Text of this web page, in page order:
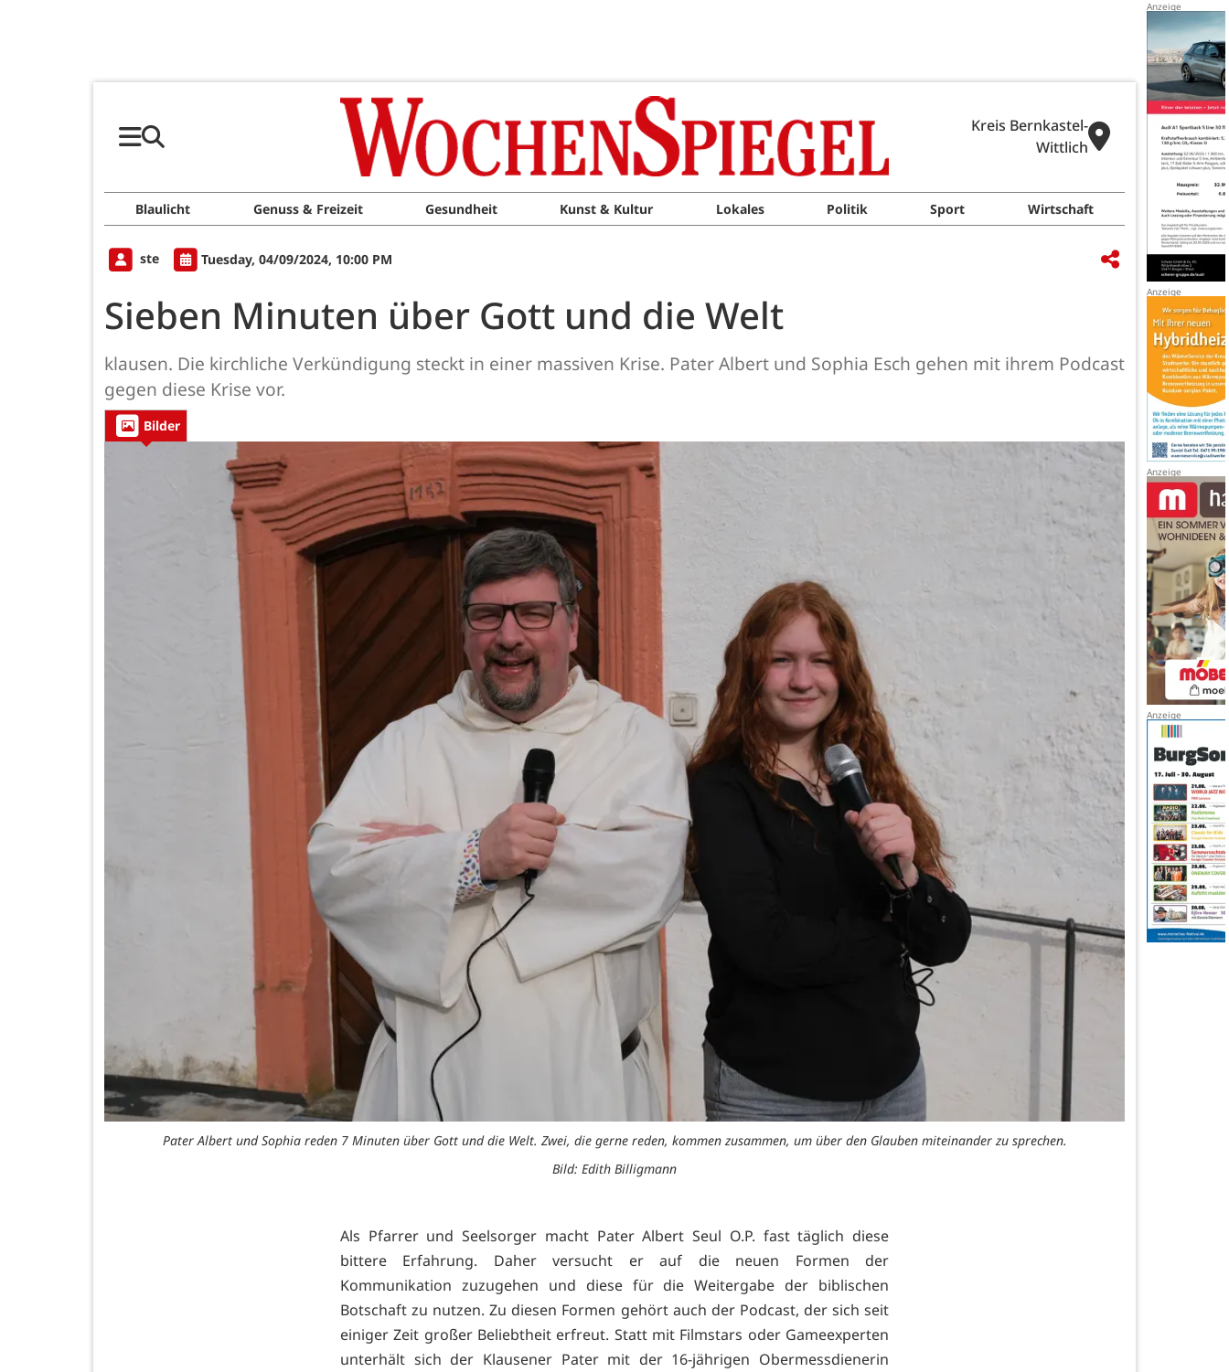
Kreis Bernkastel-
Wittlich
Blaulicht Genuss & Freizeit Gesundheit Kunst & Kultur Lokales Politik Sport Wirtschaft
ste Tuesday, 04/09/2024, 10:00 PM
Sieben Minuten über Gott und die Welt
klausen. Die kirchliche Verkündigung steckt in einer massiven Krise. Pater Albert und Sophia Esch gehen mit ihrem Podcast
gegen diese Krise vor.
Bilder
Pater Albert und Sophia reden 7 Minuten über Gott und die Welt. Zwei, die gerne reden, kommen zusammen, um über den Glauben miteinander zu sprechen.
Bild: Edith Billigmann
Als Pfarrer und Seelsorger macht Pater Albert Seul O.P. fast täglich diese
bittere Erfahrung. Daher versucht er auf die neuen Formen der
Kommunikation zuzugehen und diese für die Weitergabe der biblischen
Botschaft zu nutzen. Zu diesen Formen gehört auch der Podcast, der sich seit
einiger Zeit großer Beliebtheit erfreut. Statt mit Filmstars oder Gameexperten
unterhält sich der Klausener Pater mit der 16-jährigen Obermessdienerin